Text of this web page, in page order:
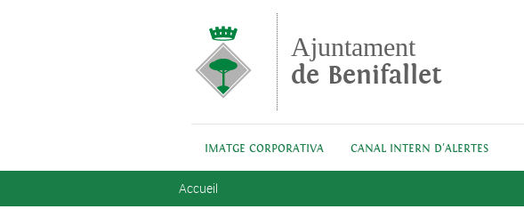
Ajuntament
de Benifallet
IMATGE CORPORATIVA CANAL INTERN D'ALERTES
Accueil